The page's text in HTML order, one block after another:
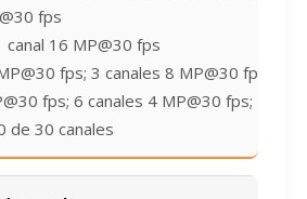
fps
canal 16 MP@30 fps
fps; 3 canales 8 MP@30 fps;
fps; 6 canales 4 MP@30 fps;
de 30 canales